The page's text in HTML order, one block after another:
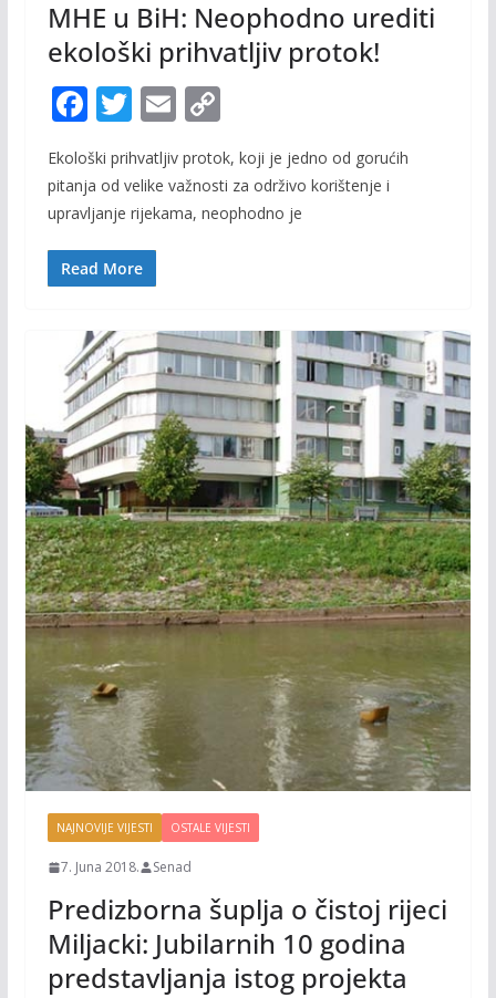
MHE u BiH: Neophodno urediti
ekološki prihvatljiv protok!
F
ac
e
b
o
o
T
w
itt
er
E
m
ai
l
C
p
y
Ekološki prihvatljiv protok, koji je jedno od gorućih
pitanja od velike važnosti za održivo korištenje i
upravljanje rijekama, neophodno je
Read More
NAJNOVIJE VIJESTI OSTALE VIJESTI
7. Juna 2018. Senad
Predizborna šuplja o čistoj rijeci
Miljacki: Jubilarnih 10 godina
predstavljanja istog projekta